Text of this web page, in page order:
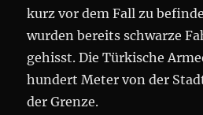
kurz vor dem Fall zu
wurden bereits schwarze
gehisst. Die Türkische
hundert Meter von der
der Grenze.